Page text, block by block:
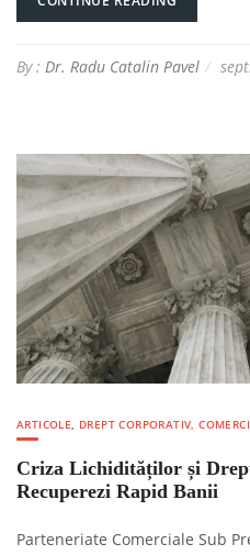
By : Dr. Radu Catalin Pavel
ARTICOLE, DREPT CORPORATIV,
Criza Lichidităților și
Recuperezi Rapid Banii
Parteneriate Comerciale Sub